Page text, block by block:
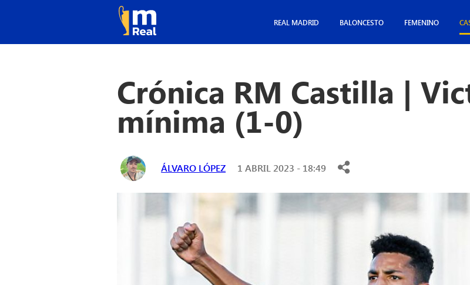
REAL MADRID BALONCESTO FEMENINO
Crónica RM Castilla |
mínima (1-0)
ÁLVARO LÓPEZ 1 ABRIL 2023 - 18:49